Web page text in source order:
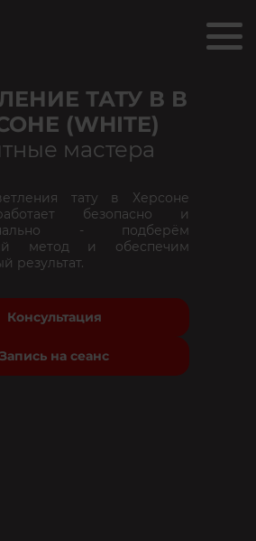
ТАТУ В В
(WHITE)
мастера
тату в Херсоне
безопасно и
- подберём
метод и обеспечим
результат.
Консультация
Запись на сеанс